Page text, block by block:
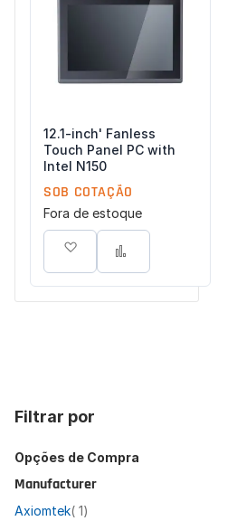
12.1-inch' Fanless
Touch Panel PC with
Intel N150
SOB COTAÇÃO
Fora de estoque
Adicionar para Comparar
Filtrar por
Opções de Compra
Manufacturer
Axiomtek 1artigo
Concordo com a